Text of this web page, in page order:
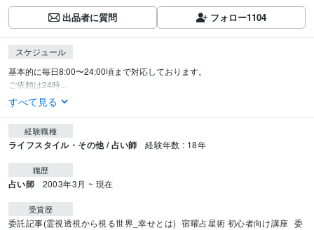
出品者に質問 フォロー1104
スケジュール
基本的に毎日8:00〜24:00頃まで対応しております。
ご依頼は24時...
すべて見る
経験職種
ライフスタイル・その他 / 占い師 経験年数 : 18年
職歴
占い師 2003年3月 ~ 現在
受賞歴
委託記事(霊視透視から視る世界_幸せとは) 宿曜占星術 初心者向け講座 委